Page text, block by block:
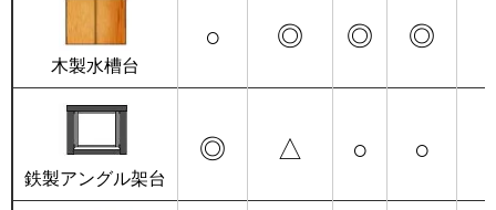
木製水槽台
○ ◎ ◎ ◎
鉄製アングル架台
◎ △ ○ ○